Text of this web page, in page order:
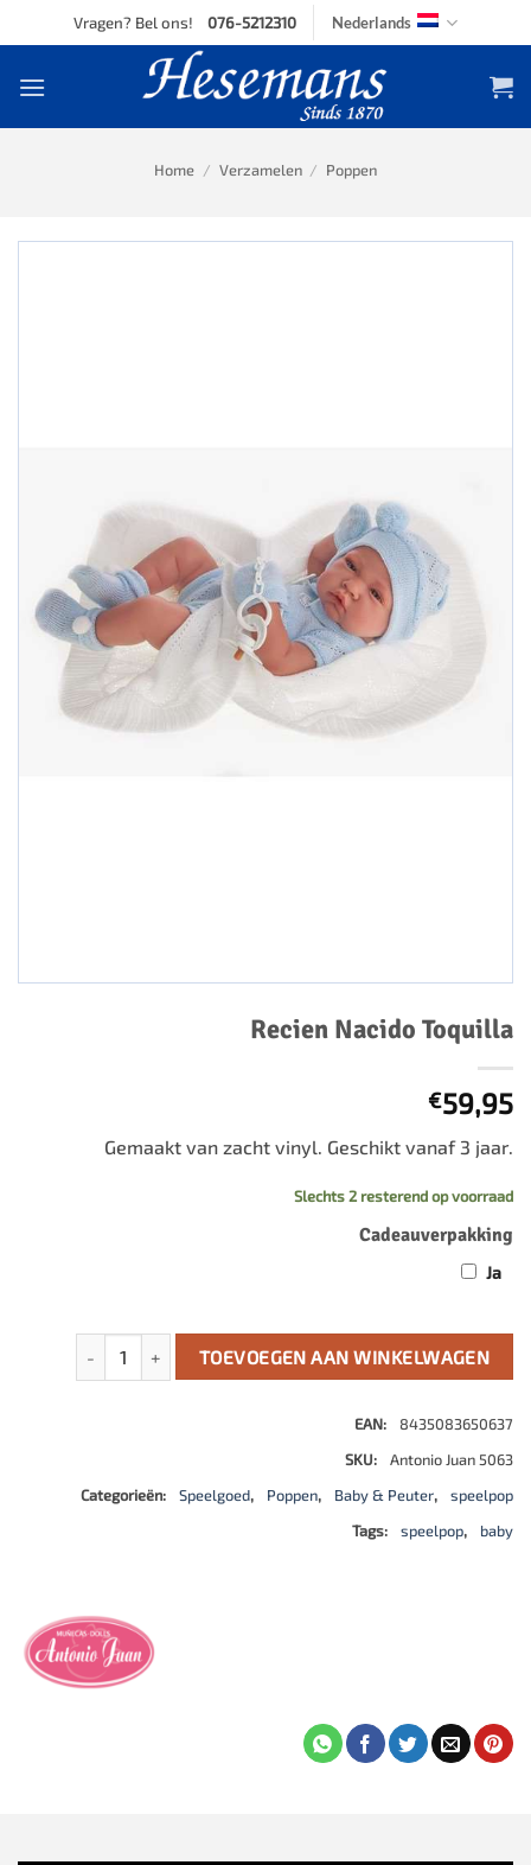
to
Vragen? Bel ons! 076-5212310 Nederlands
Home / Verzamelen / Poppen
Recien Nacido Toquilla
€59,95
Gemaakt van zacht vinyl. Geschikt vanaf 3 jaar.
Slechts 2 resterend op voorraad
Cadeauverpakking
Ja
Recien Nacido Toquilla aantalTOEVOEGEN AAN WINKELWAGEN
EAN:
8435083650637
SKU:
Antonio Juan 5063
Categorieën:
Speelgoed, Poppen, Baby & Peuter,
speelpop
Tags:
speelpop, baby